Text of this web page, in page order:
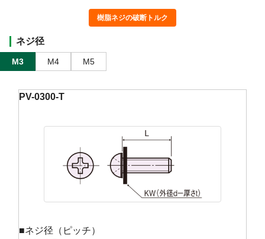
樹脂ネジの破断トルク
ネジ径
M3 M4 M5
PV-0300-T
■ネジ径（ピッチ）